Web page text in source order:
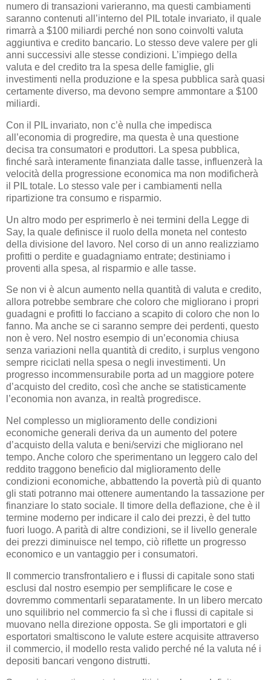
numero di transazioni varieranno, ma questi cambiamenti
saranno contenuti all’interno del PIL totale invariato, il quale
rimarrà a $100 miliardi perché non sono coinvolti valuta
aggiuntiva e credito bancario. Lo stesso deve valere per gli
anni successivi alle stesse condizioni. L’impiego della
valuta e del credito tra la spesa delle famiglie, gli
investimenti nella produzione e la spesa pubblica sarà quasi
certamente diverso, ma devono sempre ammontare a $100
miliardi.
Con il PIL invariato, non c’è nulla che impedisca
all’economia di progredire, ma questa è una questione
decisa tra consumatori e produttori. La spesa pubblica,
finché sarà interamente finanziata dalle tasse, influenzerà la
velocità della progressione economica ma non modificherà
il PIL totale. Lo stesso vale per i cambiamenti nella
ripartizione tra consumo e risparmio.
Un altro modo per esprimerlo è nei termini della Legge di
Say, la quale definisce il ruolo della moneta nel contesto
della divisione del lavoro. Nel corso di un anno realizziamo
profitti o perdite e guadagniamo entrate; destiniamo i
proventi alla spesa, al risparmio e alle tasse.
Se non vi è alcun aumento nella quantità di valuta e credito,
allora potrebbe sembrare che coloro che migliorano i propri
guadagni e profitti lo facciano a scapito di coloro che non lo
fanno. Ma anche se ci saranno sempre dei perdenti, questo
non è vero. Nel nostro esempio di un’economia chiusa
senza variazioni nella quantità di credito, i surplus vengono
sempre riciclati nella spesa o negli investimenti. Un
progresso incommensurabile porta ad un maggiore potere
d’acquisto del credito, così che anche se statisticamente
l’economia non avanza, in realtà progredisce.
Nel complesso un miglioramento delle condizioni
economiche generali deriva da un aumento del potere
d’acquisto della valuta e beni/servizi che migliorano nel
tempo. Anche coloro che sperimentano un leggero calo del
reddito traggono beneficio dal miglioramento delle
condizioni economiche, abbattendo la povertà più di quanto
gli stati potranno mai ottenere aumentando la tassazione per
finanziare lo stato sociale. Il timore della deflazione, che è il
termine moderno per indicare il calo dei prezzi, è del tutto
fuori luogo. A parità di altre condizioni, se il livello generale
dei prezzi diminuisce nel tempo, ciò riflette un progresso
economico e un vantaggio per i consumatori.
Il commercio transfrontaliero e i flussi di capitale sono stati
esclusi dal nostro esempio per semplificare le cose e
dovremmo commentarli separatamente. In un libero mercato
uno squilibrio nel commercio fa sì che i flussi di capitale si
muovano nella direzione opposta. Se gli importatori e gli
esportatori smaltiscono le valute estere acquisite attraverso
il commercio, il modello resta valido perché né la valuta né i
depositi bancari vengono distrutti.